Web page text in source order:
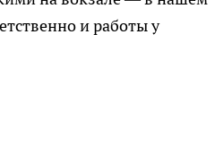
и работы у